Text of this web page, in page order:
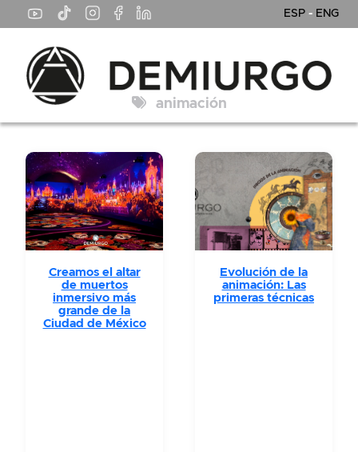
ESP - ENG
animación
Creamos el altar
de muertos
inmersivo más
grande de la
Ciudad de México
Evolución de la
animación: Las
primeras técnicas